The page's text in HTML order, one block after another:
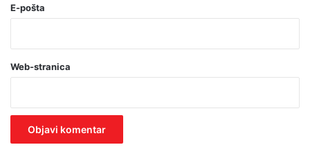
o
a
v
z
E-pošta
Web-stranica